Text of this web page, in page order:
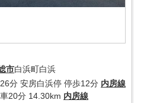
市白浜町白浜
分 安房白浜停 停歩12分 内房線
20分 14.30km 内房線